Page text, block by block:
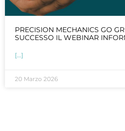
PRECISION MECHANICS GO
SUCCESSO IL WEBINAR
[...]
20 Marzo 2026